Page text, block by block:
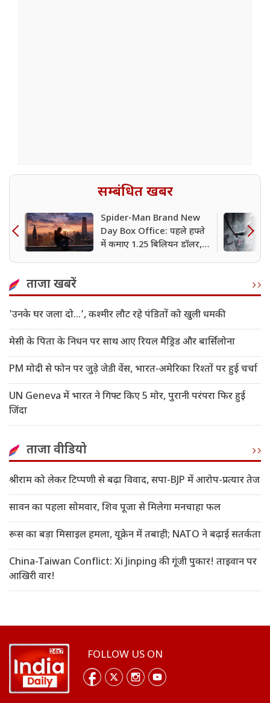
सम्बंधित खबर
Spider-Man Brand New
Day Box Office: पहले हफ्ते
में कमाए 1.25 बिलियन डॉलर,
ताजा खबरें
'उनके घर जला दो…’, कश्मीर लौट रहे पंडितों को खुली धमकी
मेसी के पिता के निधन पर साथ आए रियल मैड्रिड और बार्सिलोना
PM मोदी से फोन पर जुड़े जेडी वेंस, भारत-अमेरिका रिश्तों पर हुई चर्चा
UN Geneva में भारत ने गिफ्ट किए 5 मोर, पुरानी परंपरा फिर हुई
जिंदा
ताजा वीडियो
श्रीराम को लेकर टिप्पणी से बढ़ा विवाद, सपा-BJP में आरोप-प्रत्यार तेज
सावन का पहला सोमवार, शिव पूजा से मिलेगा मनचाहा फल
रूस का बड़ा मिसाइल हमला, यूक्रेन में तबाही; NATO ने बढ़ाई सतर्कता
China-Taiwan Conflict: Xi Jinping की गूंजी पुकार! ताइवान पर
आखिरी वार!
FOLLOW US ON